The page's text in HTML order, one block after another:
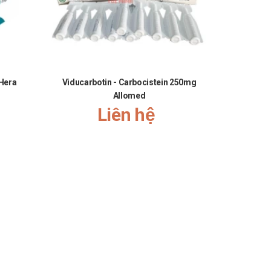
Viducarbotin - Carbocistein 250mg
Allomed
Liên hệ